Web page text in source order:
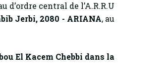
central de l’A.R.R.U
Jerbi, 2080 - ARIANA, au
El Kacem Chebbi dans la